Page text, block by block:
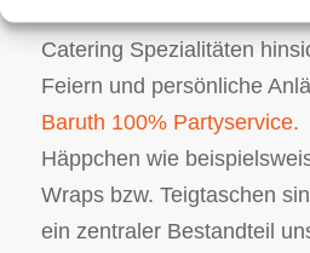
Catering Spezialitäten
Feiern und persönliche
Baruth 100% Partyservice.
Häppchen wie
Wraps bzw. Teigtaschen
ein zentraler Bestandteil